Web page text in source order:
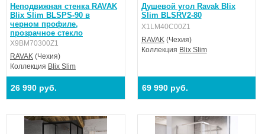
Неподвижная стенка RAVAK
Blix Slim BLSPS-90 в
черном профиле,
прозрачное стекло
X9BM70300Z1
RAVAK (Чехия)
Коллекция Blix Slim
26 990 руб.
Душевой угол Ravak Blix
Slim BLSRV2-80
X1LM40C00Z1
RAVAK(Чехия)
Коллекция Blix Slim
69 990 руб.